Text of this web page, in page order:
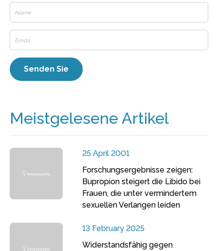
Meistgelesene Artikel
25 April 2001
Forschungsergebnisse zeigen:
Bupropion steigert die Libido bei
Frauen, die unter vermindertem
sexuellen Verlangen leiden
13 February 2025
Widerstandsfähig gegen